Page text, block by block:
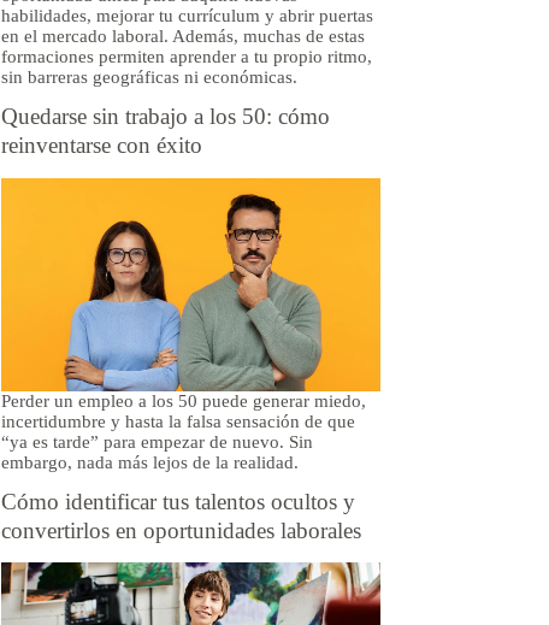
habilidades, mejorar tu currículum y abrir puertas
en el mercado laboral. Además, muchas de estas
formaciones permiten aprender a tu propio ritmo,
sin barreras geográficas ni económicas.
Quedarse sin trabajo a los 50: cómo
reinventarse con éxito
Perder un empleo a los 50 puede generar miedo,
incertidumbre y hasta la falsa sensación de que
“ya es tarde” para empezar de nuevo. Sin
embargo, nada más lejos de la realidad.
Cómo identificar tus talentos ocultos y
convertirlos en oportunidades laborales